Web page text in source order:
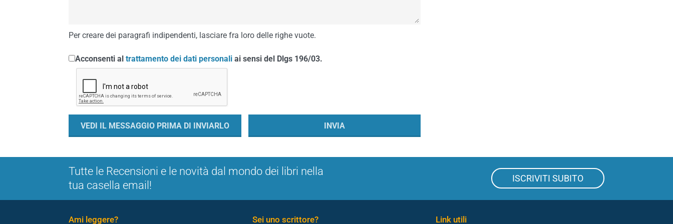
Per creare dei paragrafi indipendenti, lasciare fra loro delle righe vuote.
Acconsenti al trattamento dei dati personali ai sensi del Dlgs 196/03.
Tutte le Recensioni e le novità dal mondo dei libri nella
tua casella email!
ISCRIVITI SUBITO
Ami leggere? Sei uno scrittore? Link utili